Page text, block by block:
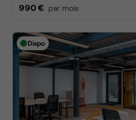
990 € par mois
Dispo